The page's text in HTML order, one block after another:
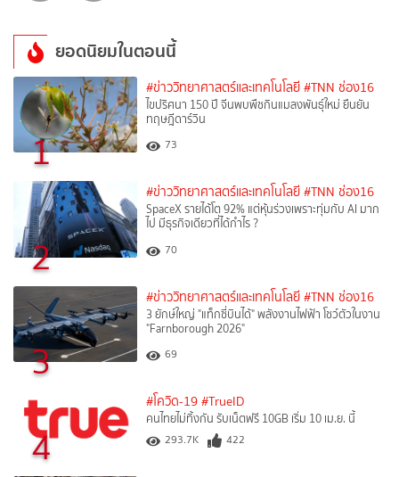
ยอดนิยมในตอนนี้
1
#ข่าววิทยาศาสตร์และเทคโนโลยี #TNN ช่อง16
ไขปริศนา 150 ปี จีนพบพืชกินแมลงพันธุ์ใหม่ ยืนยัน
ทฤษฎีดาร์วิน
73
2
#ข่าววิทยาศาสตร์และเทคโนโลยี #TNN ช่อง16
SpaceX รายได้โต 92% แต่หุ้นร่วงเพราะทุ่มกับ AI มาก
ไป มีธุรกิจเดียวที่ได้กำไร ?
70
3
#ข่าววิทยาศาสตร์และเทคโนโลยี #TNN ช่อง16
3 ยักษ์ใหญ่ "แท็กซี่บินได้" พลังงานไฟฟ้า โชว์ตัวในงาน
"Farnborough 2026"
69
4
#โควิด-19 #TrueID
คนไทยไม่ทิ้งกัน รับเน็ตฟรี 10GB เริ่ม 10 เม.ย. นี้
293.7K 422